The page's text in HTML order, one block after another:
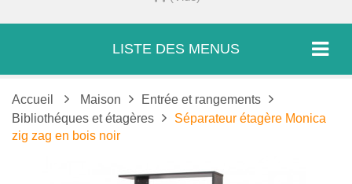
LISTE DES MENUS
Accueil Maison
Entrée et rangements
Bibliothéques et étagères
Séparateur étagère Monica
zig zag en bois noir